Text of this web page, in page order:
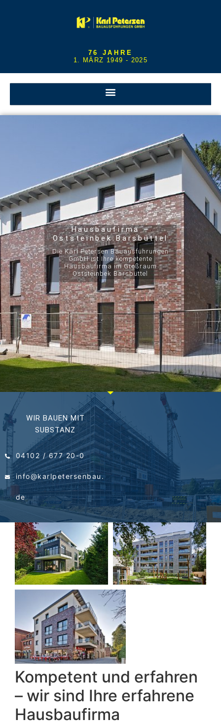
76 JAHRE
1. MÄRZ 1949 - 2025
Hausbaufirma –
Oststeinbek Barsbüttel
Die Karl Petersen Bauausführungen
GmbH ist Ihre kompetente
Hausbaufirma im Großraum
Oststeinbek Barsbüttel
WIR BAUEN MIT
SUBSTANZ
04102 / 677 20-0
info@karlpetersenbau.
de
Kompetent und erfahren
– wir sind Ihre erfahrene
Hausbaufirma